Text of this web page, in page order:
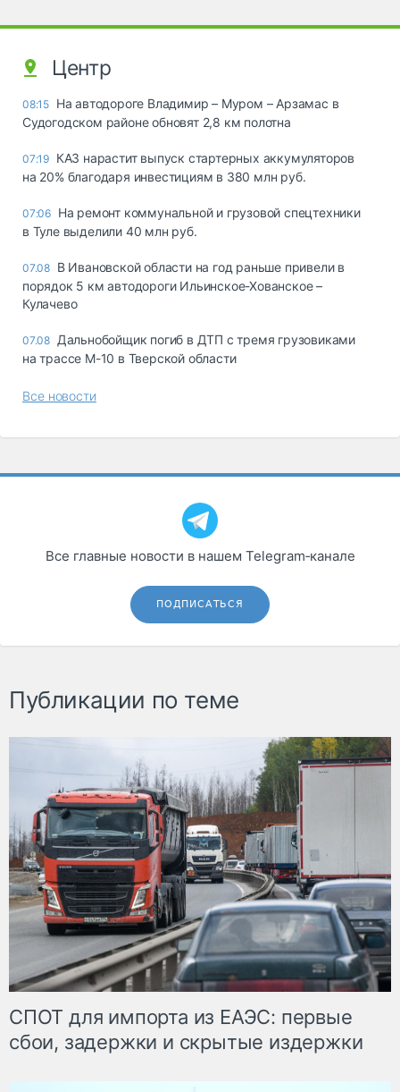
Центр
08:15 На автодороге Владимир – Муром – Арзамас в
Судогодском районе обновят 2,8 км полотна
07:19 КАЗ нарастит выпуск стартерных аккумуляторов
на 20% благодаря инвестициям в 380 млн руб.
07:06 На ремонт коммунальной и грузовой спецтехники
в Туле выделили 40 млн руб.
07.08 В Ивановской области на год раньше привели в
порядок 5 км автодороги Ильинское-Хованское –
Кулачево
07.08 Дальнобойщик погиб в ДТП с тремя грузовиками
на трассе М-10 в Тверской области
Все новости
Все главные новости в нашем Telegram‑канале
ПОДПИСАТЬСЯ
Публикации по теме
СПОТ для импорта из ЕАЭС: первые
сбои, задержки и скрытые издержки